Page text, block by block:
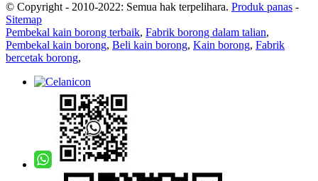
© Copyright - 2010-2022: Semua hak terpelihara. Produk panas -
Sitemap
Pembekal kain borong terbaik, Fabrik borong dalam talian,
Pembekal kain borong, Beli kain borong, Kain borong, Fabrik
bercetak borong,